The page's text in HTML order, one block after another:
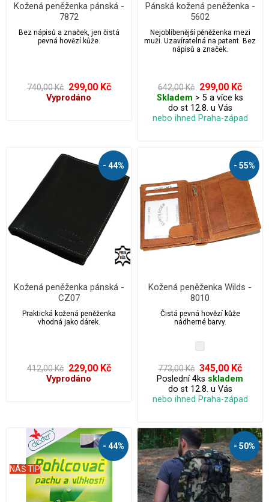
Kožená peněženka pánská -
7872
Bez nápisů a značek, jen čistá
pevná hovězí kůže.
740,00 Kč 299,00 Kč
Vyprodáno
Pánská kožená peněženka -
5602
Nejoblíbenější pěněženka mezi
muži. Uzavíratelná na patent. Bez
nápisů a značek.
642,00 Kč 299,00 Kč
Skladem > 5 a více ks
do st 12.8. u Vás
nebo ihned Praha-západ
- 44%
Kožená peněženka pánská -
CZ07
Praktická kožená peněženka
vhodná jako dárek.
412,00 Kč 229,00 Kč
Vyprodáno
- 55%
Kožená peněženka Wilds -
8010
Čistá pevná hovězí kůže
nádherné barvy.
773,00 Kč 345,00 Kč
Poslední 4ks skladem
do st 12.8. u Vás
nebo ihned Praha-západ
- 44%
NÁŠ TIP
- 50%